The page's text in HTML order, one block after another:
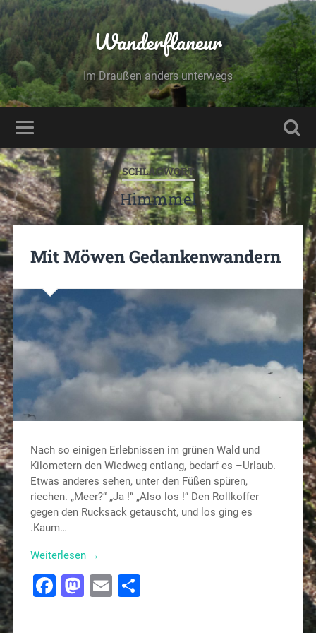
Wanderflaneur
Im Draußen anders unterwegs
SCHLAGWORT
Himmmel
Mit Möwen Gedankenwandern
Nach so einigen Erlebnissen im grünen Wald und
Kilometern den Wiedweg entlang, bedarf es –Urlaub.
Etwas anderes sehen, unter den Füßen spüren,
riechen. „Meer?“ „Ja !“ „Also los !“ Den Rollkoffer
gegen den Rucksack getauscht, und los ging es
.Kaum…
Weiterlesen →
Facebook
Mastodon
EmailTeilen